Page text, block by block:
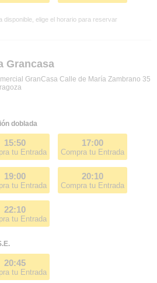
disponible, elige el horario para reservar
Grancasa
GranCasa Calle de María Zambrano 35
doblada
15:50
tu Entrada
17:00
Compra tu Entrada
19:00
tu Entrada
20:10
Compra tu Entrada
22:10
tu Entrada
20:45
tu Entrada